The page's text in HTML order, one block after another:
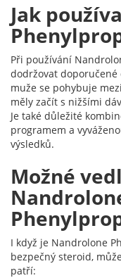
Jak
Při používání
dodržovat doporučené
muže se pohybuje
měly začít s nižšími
Je také důležité
programem a
výsledků.
Možné
I když je Nandrolone
bezpečný steroid,
patří: